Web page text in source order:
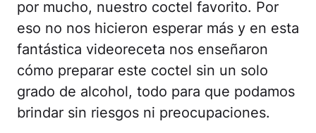
por mucho, nuestro coctel favorito. Por
eso no nos hicieron esperar más y en esta
fantástica videoreceta nos enseñaron
cómo preparar este coctel sin un solo
grado de alcohol, todo para que podamos
brindar sin riesgos ni preocupaciones.